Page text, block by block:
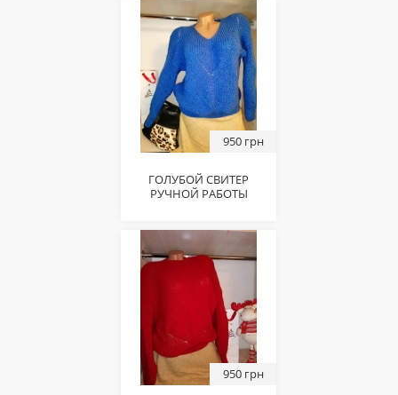
950 грн
ГОЛУБОЙ СВИТЕР
РУЧНОЙ РАБОТЫ
950 грн